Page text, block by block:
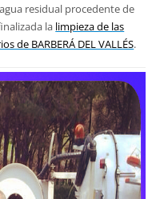
residual procedente de
la limpieza de las
de BARBERÁ DEL VALLÉS.